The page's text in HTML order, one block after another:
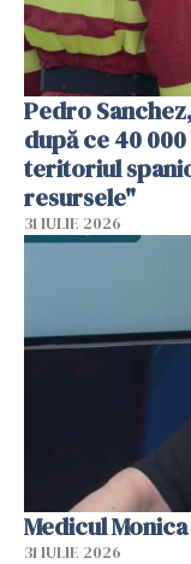
Pedro
după ce 40
teritoriul
resursele"
31 IULIE 2026
Medicul
31 IULIE 2026